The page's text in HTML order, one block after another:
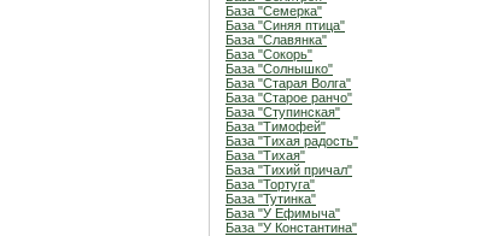
База "Семерка"
База "Синяя птица"
База "Славянка"
База "Сокорь"
База "Солнышко"
База "Старая Волга"
База "Старое ранчо"
База "Ступинская"
База "Тимофей"
База "Тихая радость"
База "Тихая"
База "Тихий причал"
База "Тортуга"
База "Тутинка"
База "У Ефимыча"
База "У Константина"